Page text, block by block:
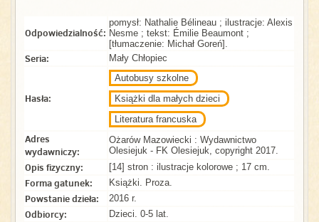
Odpowiedzialność:
pomysł: Nathalie Bélineau ; ilustracje: Alexis
Nesme ; tekst: Émilie Beaumont ;
[tłumaczenie: Michał Goreń].
Seria: Mały Chłopiec
Hasła:
Autobusy szkolne
Książki dla małych dzieci
Literatura francuska
Adres
wydawniczy:
Ożarów Mazowiecki : Wydawnictwo
Olesiejuk - FK Olesiejuk, copyright 2017.
Opis fizyczny: [14] stron : ilustracje kolorowe ; 17 cm.
Forma gatunek: Książki. Proza.
Powstanie dzieła: 2016 r.
Odbiorcy: Dzieci. 0-5 lat.